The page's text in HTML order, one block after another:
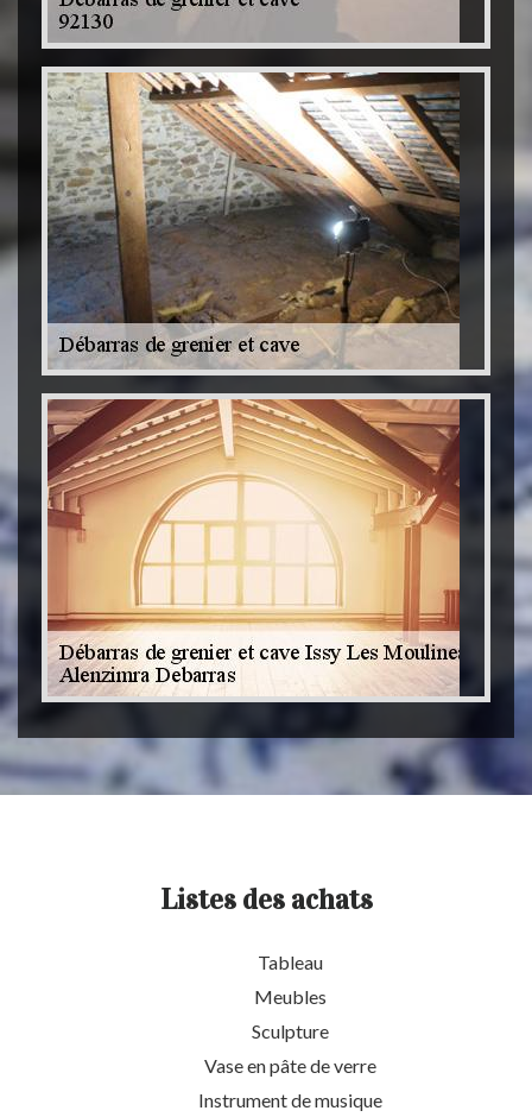
Listes des achats
Tableau
Meubles
Sculpture
Vase en pâte de verre
Instrument de musique